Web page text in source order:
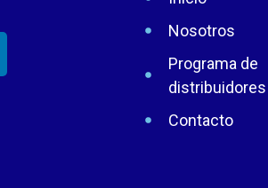
Nosotros
Programa de
distribuidores
Contacto